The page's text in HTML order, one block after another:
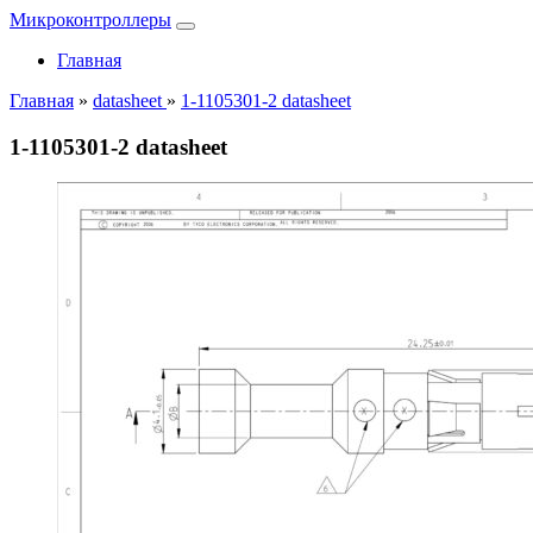
Микроконтроллеры
Главная
Главная » datasheet » 1-1105301-2 datasheet
1-1105301-2 datasheet